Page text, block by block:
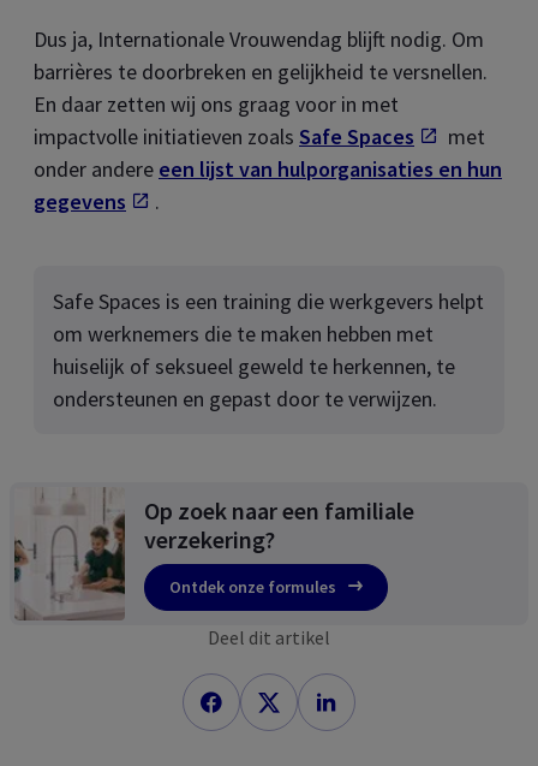
Dus ja, Internationale Vrouwendag blijft nodig. Om
barrières te doorbreken en gelijkheid te versnellen.
En daar zetten wij ons graag voor in met
impactvolle initiatieven zoals Safe Spaces Opent in
met
onder andere een lijst van hulporganisaties en hun
gegevens
Opent in een nieuw tab
.
Safe Spaces is een training die werkgevers helpt
om werknemers die te maken hebben met
huiselijk of seksueel geweld te herkennen, te
ondersteunen en gepast door te verwijzen.
Op zoek naar een familiale
verzekering?
Ontdek onze formules
Deel dit artikel